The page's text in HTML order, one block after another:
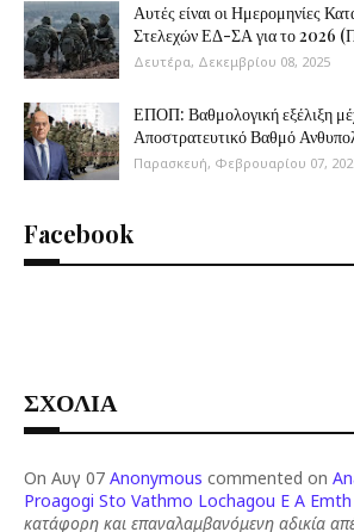
Αυτές είναι οι Ημερομηνίες
Στελεχών ΕΔ-ΣΑ για το 2026
Δευτέρα, Δεκεμβρίου 08, 2025
ΕΠΟΠ: Βαθμολογική εξέλιξη
Αποστρατευτικό Βαθμό
Παρασκευή, Φεβρουαρίου 07,
Facebook
ΣΧΟΛΙΑ
On Αυγ 07 Anonymous commented on
Proagogi Sto Vathmo Lochagou E A Emth
κατάφορη και επαναλαμβανόμενη αδικία